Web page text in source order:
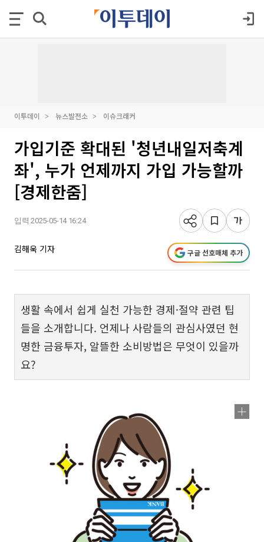
이투데이 뉴스발전소 이슈크래커
가입기준 확대된 '청년내일저축계
좌', 누가 언제까지 가입 가능할까
[경제한줌]
입력 2025-05-14 16:24
김해욱 기자 구글 선호매체 추가
생활 속에서 쉽게 실천 가능한 경제·절약 관련 팁
들을 소개합니다. 언제나 사람들의 관심사였던 현
명한 금융투자, 알뜰한 소비방법은 무엇이 있을까
요?